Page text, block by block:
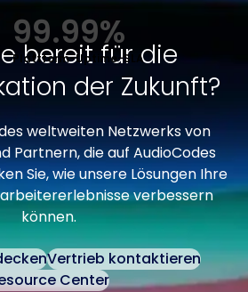
99.99%
Plattform-Uptime-SLA
bereit für die
der Zukunft?
weltweiten Netzwerks von
Partnern, die auf AudioCodes
Sie, wie unsere Lösungen Ihre
verbessern
können.
Vertrieb kontaktieren
Center